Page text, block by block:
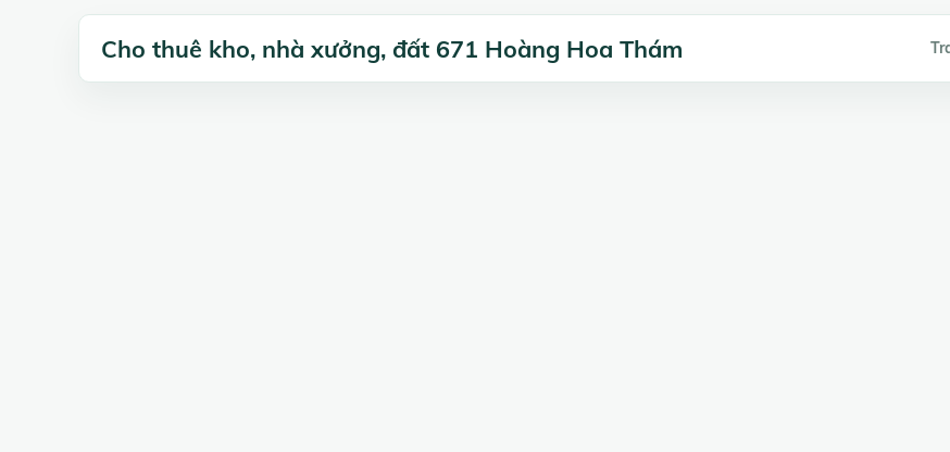
Cho thuê kho, nhà xưởng, đất 671 Hoàng Hoa Thám